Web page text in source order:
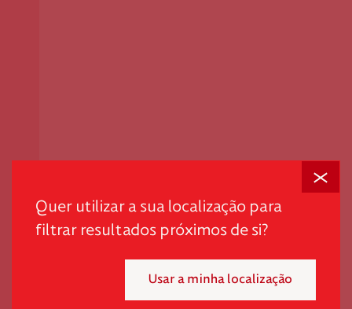
Quer utilizar a sua localização para
filtrar resultados próximos de si?
Usar a minha localização